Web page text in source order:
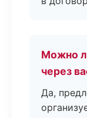
Можно
через
Да,